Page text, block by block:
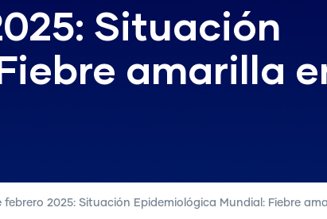
Situación
amarilla
febrero 2025: Situación Epidemiológica Mundial: Fiebre